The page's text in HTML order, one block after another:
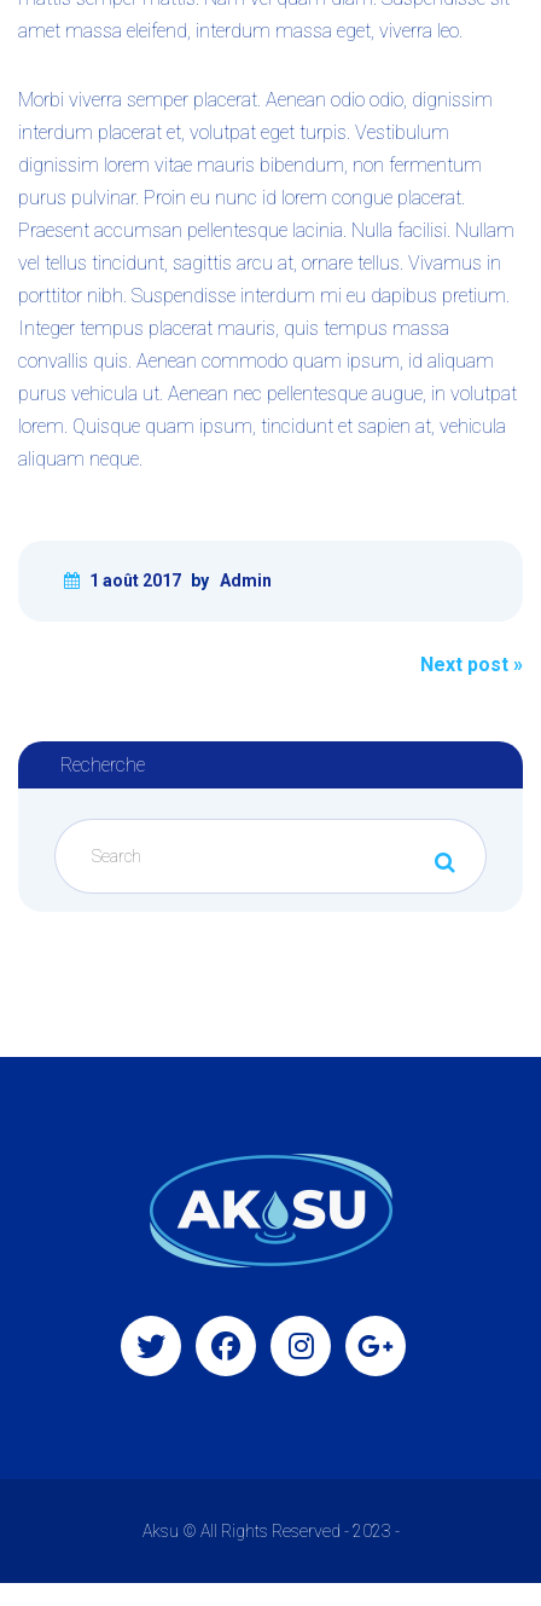
amet massa eleifend, interdum massa eget, viverra leo.
Morbi viverra semper placerat. Aenean odio odio, dignissim
interdum placerat et, volutpat eget turpis. Vestibulum
dignissim lorem vitae mauris bibendum, non fermentum
purus pulvinar. Proin eu nunc id lorem congue placerat.
Praesent accumsan pellentesque lacinia. Nulla facilisi. Nullam
vel tellus tincidunt, sagittis arcu at, ornare tellus. Vivamus in
porttitor nibh. Suspendisse interdum mi eu dapibus pretium.
Integer tempus placerat mauris, quis tempus massa
convallis quis. Aenean commodo quam ipsum, id aliquam
purus vehicula ut. Aenean nec pellentesque augue, in volutpat
lorem. Quisque quam ipsum, tincidunt et sapien at, vehicula
aliquam neque.
1 août 2017 by Admin
Next post »
Recherche
Aksu © All Rights Reserved - 2023 -